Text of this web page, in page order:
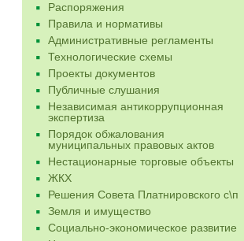
Распоряжения
Правила и нормативы
Административные регламенты
Технологические схемы
Проекты документов
Публичные слушания
Независимая антикоррупционная
экспертиза
Порядок обжалования
муниципальных правовых актов
Нестационарные торговые объекты
ЖКХ
Решения Совета Платнировского с\п
Земля и имущество
Социально-экономическое развитие